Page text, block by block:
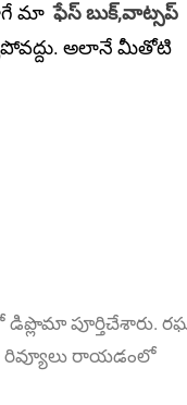
మాఫేస్ బుక్,వాట్సప్
అలానే మీతోటి
డిప్లొమా పూర్తిచేశారు.
రివ్యూలు రాయ‌డంలో